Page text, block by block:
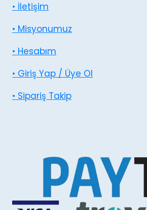
• İletişim
• Misyonumuz
• Hesabım
• Giriş Yap / Üye Ol
• Sipariş Takip